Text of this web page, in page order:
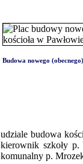
Budowa nowego
udziale budowa
kierownik szkoły
komunalny p.